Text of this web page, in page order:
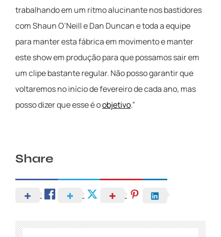
trabalhando em um ritmo alucinante nos bastidores
com Shaun O’Neill e Dan Duncan e toda a equipe
para manter esta fábrica em movimento e manter
este show em produção para que possamos sair em
um clipe bastante regular. Não posso garantir que
voltaremos no início de fevereiro de cada ano, mas
posso dizer que esse é oobjetivo.”
Share